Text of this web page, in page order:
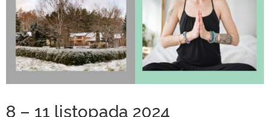
8 – 11 listopada 2024